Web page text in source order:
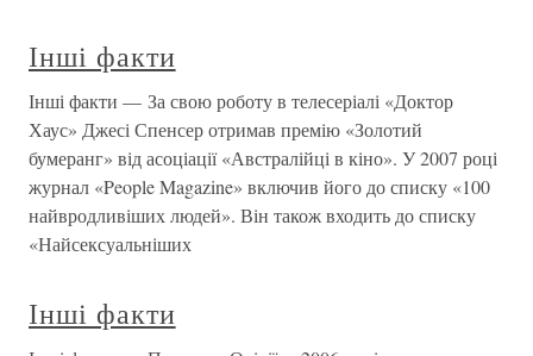
Інші факти
Інші факти — За свою роботу в телесеріалі «Доктор
Хаус» Джесі Спенсер отримав премію «Золотий
бумеранг» від асоціації «Австралійці в кіно». У 2007 році
журнал «People Magazine» включив його до списку «100
найвродливіших людей». Він також входить до списку
«Найсексуальніших
Інші факти